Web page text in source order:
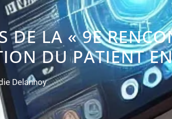
DE LA « 9E
DU PATIENT
Delannoy